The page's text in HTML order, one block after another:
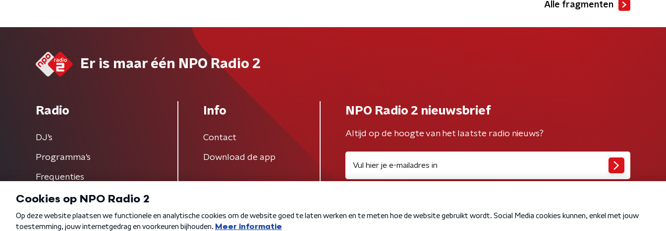
Alle fragmenten
Er is maar één NPO Radio 2
Radio
DJ’s
Programma's
Frequenties
Info
Contact
Download de app
NPO Radio 2 nieuwsbrief
Altijd op de hoogte van het laatste radio nieuws?